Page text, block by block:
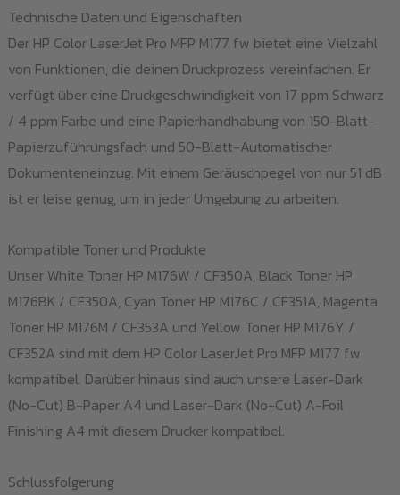
Technische Daten und Eigenschaften
Der HP Color LaserJet Pro MFP M177 fw bietet eine Vielzahl
von Funktionen, die deinen Druckprozess vereinfachen. Er
verfügt über eine Druckgeschwindigkeit von 17 ppm Schwarz
/ 4 ppm Farbe und eine Papierhandhabung von 150-Blatt-
Papierzuführungsfach und 50-Blatt-Automatischer
Dokumenteneinzug. Mit einem Geräuschpegel von nur 51 dB
ist er leise genug, um in jeder Umgebung zu arbeiten.
Kompatible Toner und Produkte
Unser White Toner HP M176W / CF350A, Black Toner HP
M176BK / CF350A, Cyan Toner HP M176C / CF351A, Magenta
Toner HP M176M / CF353A und Yellow Toner HP M176Y /
CF352A sind mit dem HP Color LaserJet Pro MFP M177 fw
kompatibel. Darüber hinaus sind auch unsere Laser-Dark
(No-Cut) B-Paper A4 und Laser-Dark (No-Cut) A-Foil
Finishing A4 mit diesem Drucker kompatibel.
Schlussfolgerung